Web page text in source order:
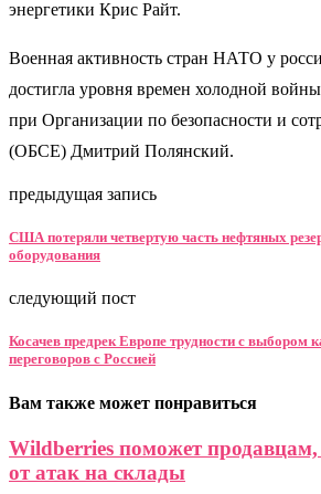
энергетики Крис Райт.
Военная активность стран НАТО у
достигла уровня времен холодной
при Организации по безопасности и
(ОБСЕ) Дмитрий Полянский.
предыдущая запись
США потеряли четвертую часть нефтяных
оборудования
следующий пост
Косачев предрек Европе трудности с выбором
переговоров с Россией
Вам также может понравиться
Wildberries поможет
от атак на склады